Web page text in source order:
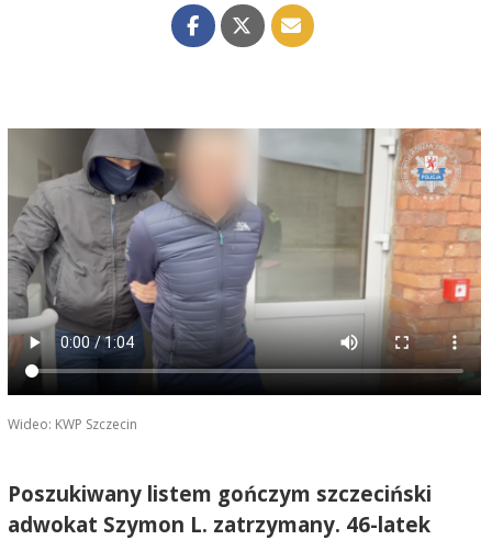
Wideo: KWP Szczecin
Poszukiwany listem gończym szczeciński
adwokat Szymon L. zatrzymany. 46-latek